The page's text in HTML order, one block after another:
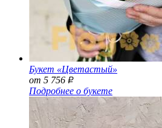
Букет «Цветастый»
от 5 756 Р
Подробнее о букете